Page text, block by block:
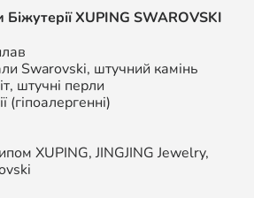
XUPING SWAROVSKI
Swarovski, штучний камінь
штучні перли
(гіпоалергенні)
XUPING, JINGJING Jewelry,